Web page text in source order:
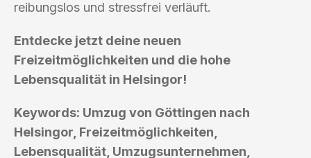
reibungslos und stressfrei verläuft.
Entdecke jetzt deine neuen
Freizeitmöglichkeiten und die hohe
Lebensqualität in Helsingor!
Keywords: Umzug von Göttingen nach
Helsingor, Freizeitmöglichkeiten,
Lebensqualität, Umzugsunternehmen,